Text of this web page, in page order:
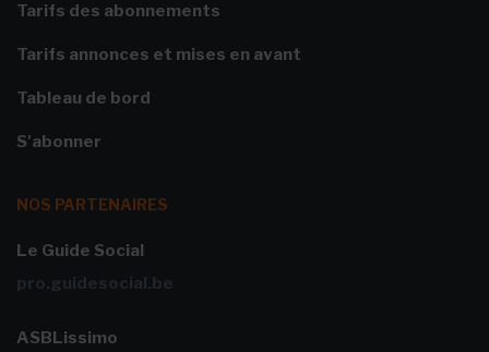
Tarifs des abonnements
Tarifs annonces et mises en avant
Tableau de bord
S'abonner
NOS PARTENAIRES
Le Guide Social
pro.guidesocial.be
ASBLissimo